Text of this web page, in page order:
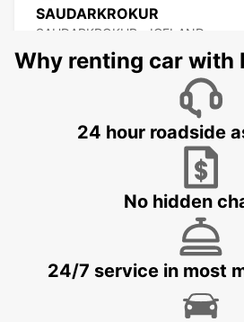
SAUDARKROKUR
SAUDARKROKUR - ICELAND
EGILSSTADIR AIRPORT
Why renting car with
24 hour roadside
No hidden
24/7 service in most